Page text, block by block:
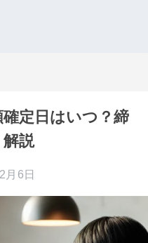
定日はいつ？締
説
月6日